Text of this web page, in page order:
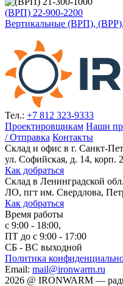
(ВРП) 22-900-2200
Вертикальные (ВРП),
Тел.: +7 812 323-9333
Проектировщикам Наши
/ Отправка Контакты
Склад и офис в г. Санкт-
ул. Софийская, д. 14, корп.
Как добраться
Склад в Ленинградской обл.
ЛО, пгт им. Свердлова,
Как добраться
Время работы
с 9:00 - 18:00,
ПТ до с 9:00 - 17:00
СБ - ВС выходной
Политика
Email: mail@ironwarm.ru
2026 @ IRONWARM —